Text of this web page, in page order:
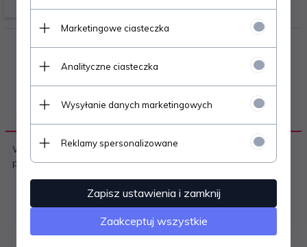
Wygodne i komfortowe figi damskie -z wiskozy 72% i
poliamidu 28%.
Polecamy
Marketingowe ciasteczka
Analityczne ciasteczka
Wysyłanie danych marketingowych
Reklamy spersonalizowane
Zapisz ustawienia i zamknij
Zaakceptuj wszystkie